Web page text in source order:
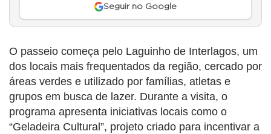
Seguir no Google
O passeio começa pelo Laguinho de Interlagos, um
dos locais mais frequentados da região, cercado por
áreas verdes e utilizado por famílias, atletas e
grupos em busca de lazer. Durante a visita, o
programa apresenta iniciativas locais como o
“Geladeira Cultural”, projeto criado para incentivar a